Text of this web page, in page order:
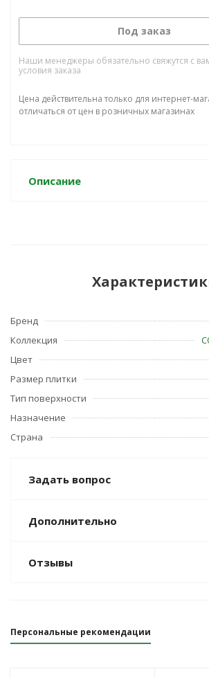
Под заказ
Наши менеджеры обязательно свяжутся с
условия заказа
Цена действительна только для интернет-
отличаться от цен в розничных магазинах
Описание
Бренд
Коллекция
Цвет
Размер плитки
Тип поверхности
Назначение
Страна
Задать вопрос
Дополнительно
Отзывы
Персональные рекомендации